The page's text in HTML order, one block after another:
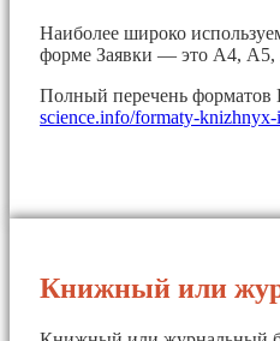
Наиболее широко
форме Заявки — это А4, А5,
Полный перечень форматов
science.info/formaty-
Книжный или